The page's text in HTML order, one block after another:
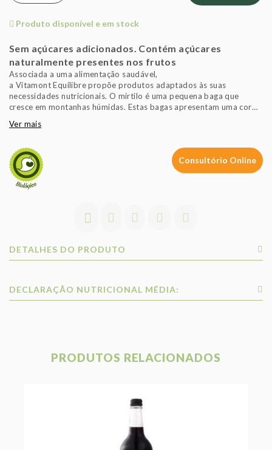
Produto disponível e em stock
Sem açúcares adicionados. Contém açúcares
naturalmente presentes nos frutos
Associada a uma alimentação saudável,
a Vitamont Equilibre propõe produtos adaptados às suas
necessidades nutricionais. O mirtilo é uma pequena baga que
cresce em montanhas húmidas. Estas bagas apresentam uma cor
Origem dos mirtilos: Polónia, Ucrânia
Ver mais
Consultório Online
DETALHES DO PRODUTO
DECLARAÇÃO NUTRICIONAL MÉDIA:
PRODUTOS RELACIONADOS